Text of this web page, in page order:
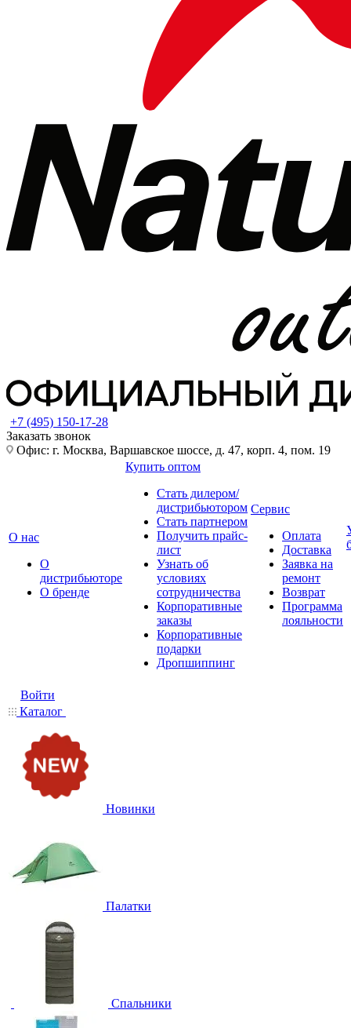
+7 (495) 150-17-28
Заказать звонок
Офис: г. Москва, Варшавское шоссе, д. 47, корп. 4, пом. 19
О нас
О
дистрибьюторе
О бренде
Купить оптом
Стать дилером/
дистрибьютором
Стать партнером
Получить прайс-
лист
Узнать об
условиях
сотрудничества
Корпоративные
заказы
Корпоративные
подарки
Дропшиппинг
Сервис
Оплата
Доставка
Заявка на
ремонт
Возврат
Программа
лояльности
Войти
Каталог
Новинки
Палатки
Спальники